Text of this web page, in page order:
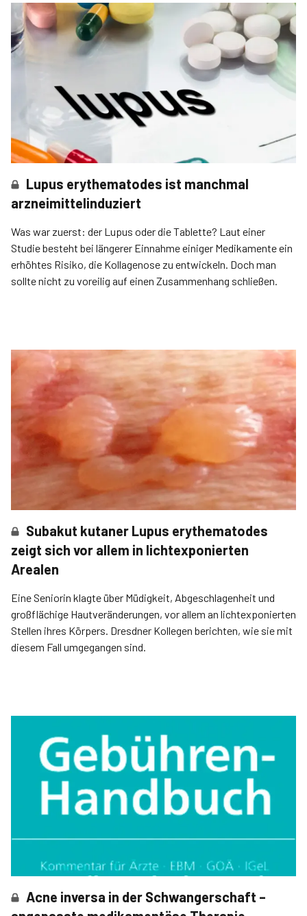
Lupus erythematodes ist manchmal
arzneimittelinduziert
Was war zuerst: der Lupus oder die Tablette? Laut einer
Studie besteht bei längerer Einnahme einiger Medikamente ein
erhöhtes Risiko, die Kollagenose zu entwickeln. Doch man
sollte nicht zu voreilig auf einen Zusammenhang schließen.
Subakut kutaner Lupus erythematodes
zeigt sich vor allem in lichtexponierten
Arealen
Eine Seniorin klagte über Müdigkeit, Abgeschlagenheit und
großflächige Hautveränderungen, vor allem an lichtexponierten
Stellen ihres Körpers. Dresdner Kollegen berichten, wie sie mit
diesem Fall umgegangen sind.
Acne inversa in der Schwangerschaft –